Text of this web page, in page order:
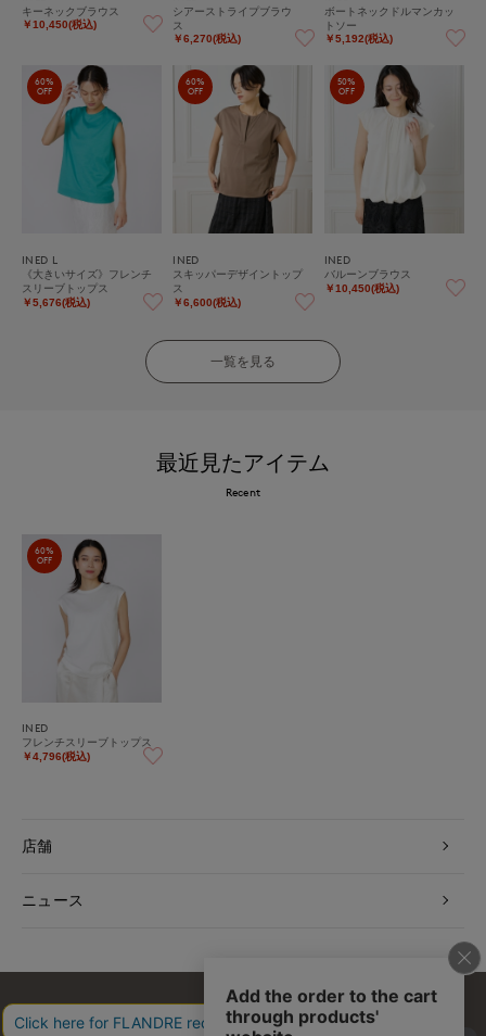
キーネックブラウス
￥10,450(税込)
シアーストライプブラウ
ス
￥6,270(税込)
ボートネックドルマンカッ
トソー
￥5,192(税込)
60%
OFF
INED L
《大きいサイズ》フレンチ
スリーブトップス
￥5,676(税込)
60%
OFF
INED
スキッパーデザイントップ
ス
￥6,600(税込)
50%
OFF
INED
バルーンブラウス
￥10,450(税込)
一覧を見る
最近見たアイテム
Recent
60%
OFF
INED
フレンチスリーブトップス
￥4,796(税込)
店舗
ニュース